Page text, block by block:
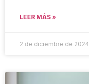
LEER MÁS »
2 de diciembre de 2024